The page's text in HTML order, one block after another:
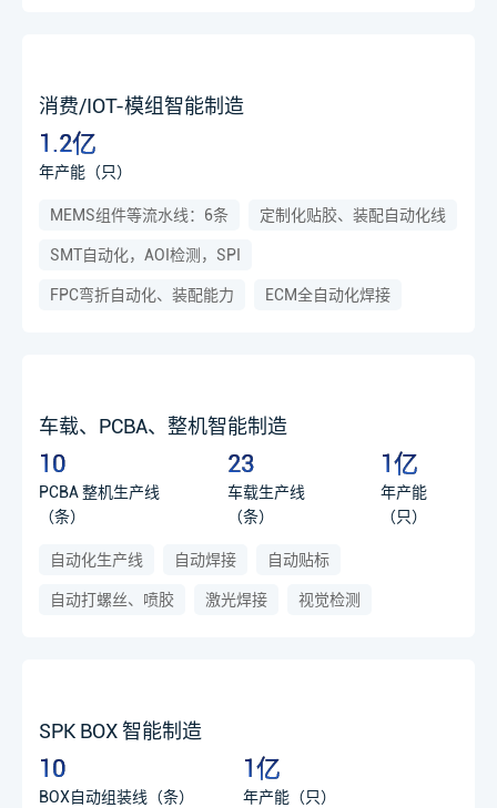
消费/IOT-模组智能制造
1.2亿
年产能（只）
MEMS组件等流水线：6条 定制化贴胶、装配自动化线
SMT自动化，AOI检测，SPI
FPC弯折自动化、装配能力 ECM全自动化焊接
车载、PCBA、整机智能制造
10
PCBA 整机生产线
（条）
23
车载生产线
（条）
1亿
年产能
（只）
自动化生产线 自动焊接 自动贴标
自动打螺丝、喷胶 激光焊接 视觉检测
SPK BOX 智能制造
10
BOX自动组装线（条）
1亿
年产能（只）